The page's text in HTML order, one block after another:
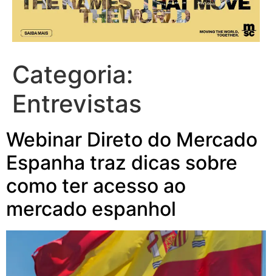
Categoria:
Entrevistas
Webinar Direto do Mercado
Espanha traz dicas sobre
como ter acesso ao
mercado espanhol